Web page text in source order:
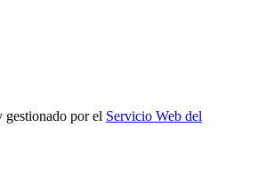
gestionado por el Servicio Web del